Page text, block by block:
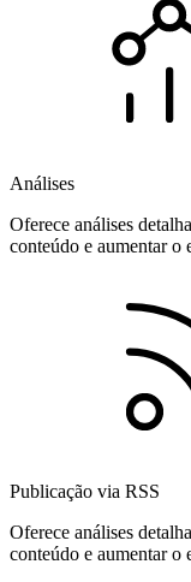
Análises
Oferece análises
conteúdo e aumentar o
Publicação via RSS
Oferece análises
conteúdo e aumentar o